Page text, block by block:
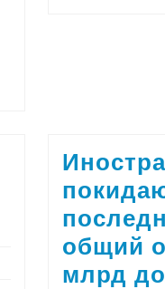
общий
млрд